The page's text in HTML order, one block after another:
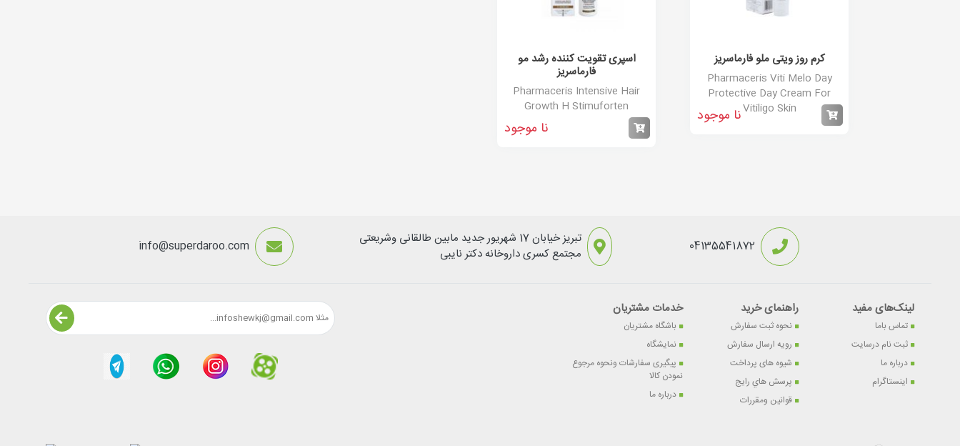
کرم روز ویتی ملو فارماسریز
Pharmaceris Viti Melo Day
Protective Day Cream For
Vitiligo Skinنا موجود
اسپری تقویت کننده رشد مو
فارماسریز
Pharmaceris Intensive Hair
Growth H Stimuforten
نا موجود
04135541872
تبریز خیابان 17 شهریور جدید مابین طالقانی وشریعتی
مجتمع کسری داروخانه دکتر نایبی
info@superdaroo.com
لینک‌های مفید
تماس باما
ثبت نام درسایت
درباره ما
اینستاگرام
راهنمای خرید
نحوه ثبت سفارش
رویه ارسال سفارش
شیوه های پرداخت
پرسش هاي رايج
قوانین ومقررات
خدمات مشتریان
باشگاه مشتریان
نمایشگاه
پیگیری سفارشات ونحوه مرجوع
نمودن کالا
درباره ما